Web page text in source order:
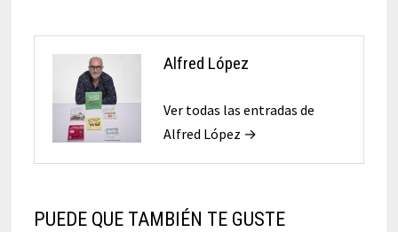
Alfred López
Ver todas las entradas de
Alfred López →
PUEDE QUE TAMBIÉN TE GUSTE